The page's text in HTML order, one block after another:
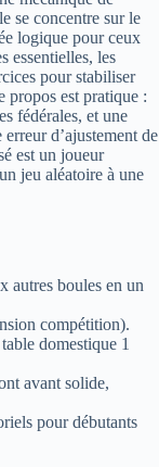
se concentre sur le
logique pour ceux
essentielles, les
pour stabiliser
propos est pratique :
fédérales, et une
d’ajustement de
est un joueur
jeu aléatoire à une
autres boules en un
compétition).
domestique 1
avant solide,
pour débutants